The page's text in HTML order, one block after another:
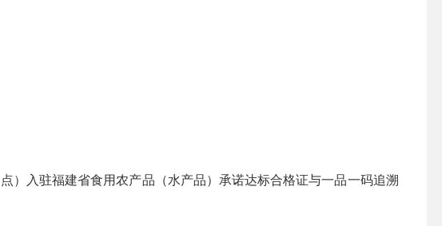
）入驻福建省食用农产品（水产品）承诺达标合格证与一品一码追溯